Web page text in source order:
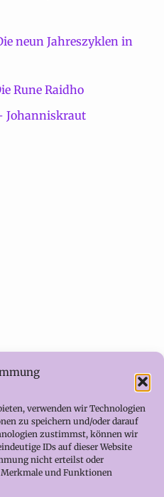
verwenden wir Technologien
zu speichern und/oder darauf
zustimmst, können wir
IDs auf dieser Website
nicht erteilst oder
und Funktionen
neun Jahreszyklen in
Rune Raidho
Johanniskraut